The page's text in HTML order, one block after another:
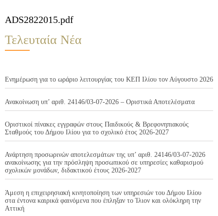
ADS2822015.pdf
Τελευταία Νέα
Ενημέρωση για το ωράριο λειτουργίας του ΚΕΠ Ιλίου τον Αύγουστο 2026
Ανακοίνωση υπ’ αριθ. 24146/03-07-2026 – Οριστικά Αποτελέσματα
Οριστικοί πίνακες εγγραφών στους Παιδικούς & Βρεφονηπιακούς
Σταθμούς του Δήμου Ιλίου για το σχολικό έτος 2026-2027
Ανάρτηση προσωρινών αποτελεσμάτων της υπ’ αριθ. 24146/03-07-2026
ανακοίνωσης για την πρόσληψη προσωπικού σε υπηρεσίες καθαρισμού
σχολικών μονάδων, διδακτικού έτους 2026-2027
Άμεση η επιχειρησιακή κινητοποίηση των υπηρεσιών του Δήμου Ιλίου
στα έντονα καιρικά φαινόμενα που έπληξαν το Ίλιον και ολόκληρη την
Αττική